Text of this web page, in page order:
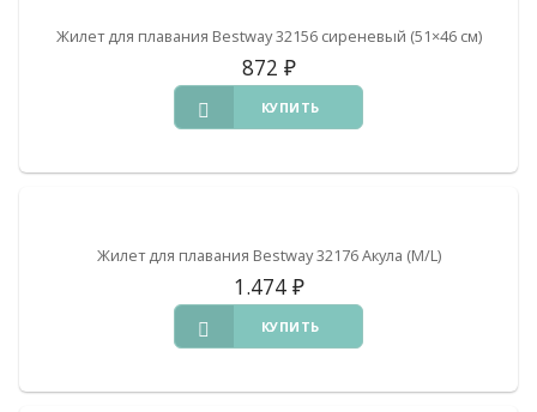
Жилет для плавания Bestway 32156 сиреневый (51×46 см)
872 ₽
КУПИТЬ
Жилет для плавания Bestway 32176 Акула (M/L)
1.474 ₽
КУПИТЬ